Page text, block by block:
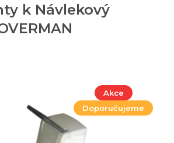
k Návlekový
Akce
Doporučujeme